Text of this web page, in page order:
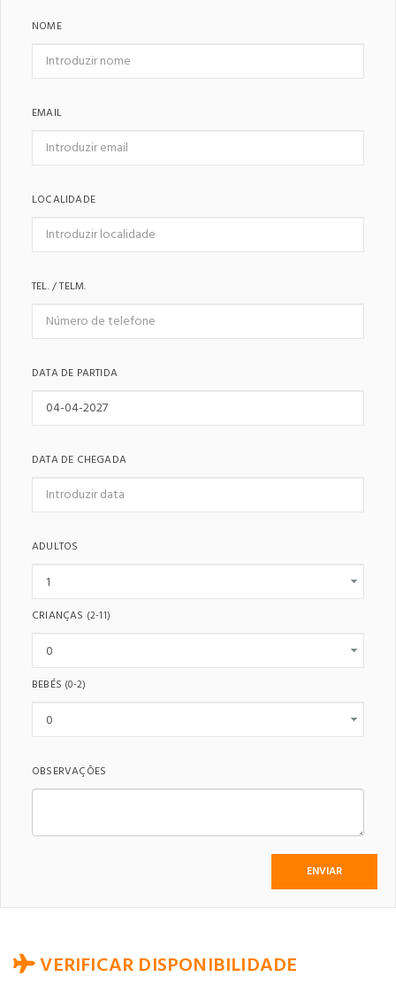
NOME
EMAIL
LOCALIDADE
TEL. / TELM.
DATA DE PARTIDA
DATA DE CHEGADA
ADULTOS
CRIANÇAS (2-11)
BEBÉS (0-2)
OBSERVAÇÕES
VERIFICAR DISPONIBILIDADE